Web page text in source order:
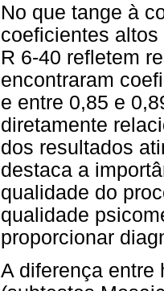
No que tange à
coeficientes
R 6-40 refletem
encontraram
e entre 0,85 e
diretamente
dos resultados
destaca a
qualidade do
qualidade
proporcionar
A diferença entre